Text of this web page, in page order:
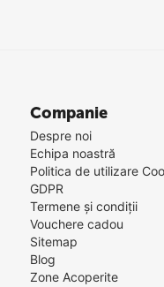
Companie
Despre noi
Echipa noastră
Politica de utilizare
GDPR
Termene și condiții
Vouchere cadou
Sitemap
Blog
Zone Acoperite